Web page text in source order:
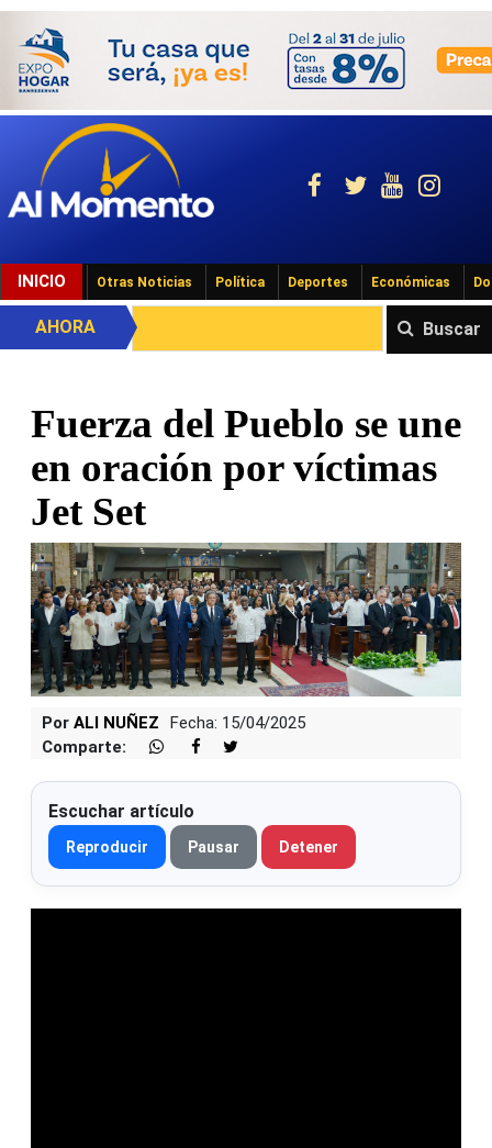
INICIO Otras Noticias Política Deportes Económicas
Buscar
AHORA
Fuerza del Pueblo se une
en oración por víctimas
Jet Set
Por ALI NUÑEZ
Fecha: 15/04/2025
Comparte:
Escuchar artículo
Reproducir Pausar Detener